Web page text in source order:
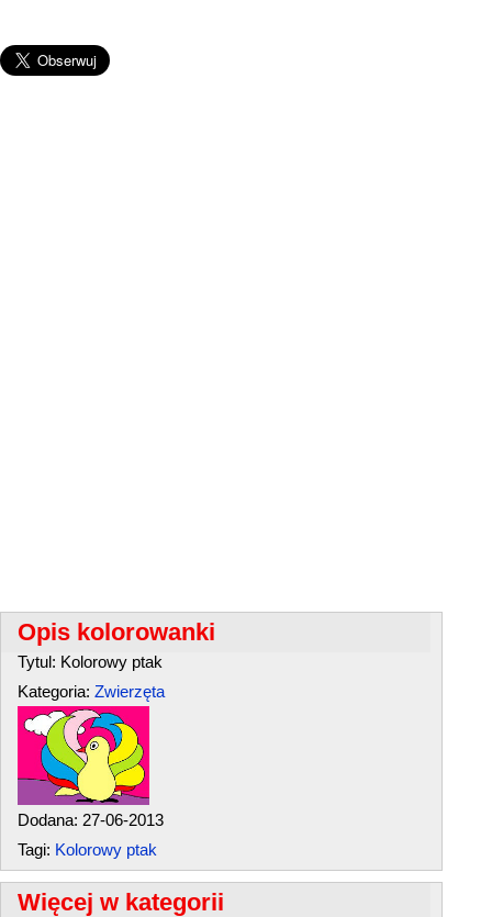
Opis kolorowanki
Tytul: Kolorowy ptak
Kategoria: Zwierzęta
Dodana: 27-06-2013
Tagi: Kolorowy ptak
Więcej w kategorii